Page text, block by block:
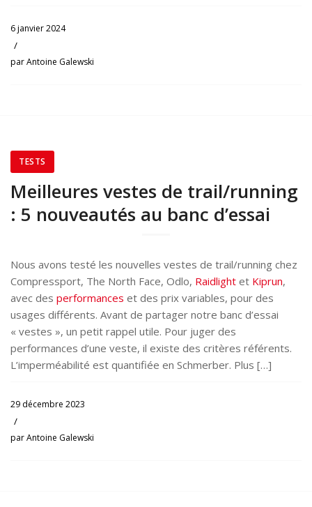
6 janvier 2024
/
parAntoine Galewski
TESTS
Meilleures vestes de trail/running
: 5 nouveautés au banc d’essai
Nous avons testé les nouvelles vestes de trail/running chez
Compressport, The North Face, Odlo, Raidlight et Kiprun,
avec des performances et des prix variables, pour des
usages différents. Avant de partager notre banc d’essai
« vestes », un petit rappel utile. Pour juger des
performances d’une veste, il existe des critères référents.
L’imperméabilité est quantifiée en Schmerber. Plus […]
29 décembre 2023
/
parAntoine Galewski